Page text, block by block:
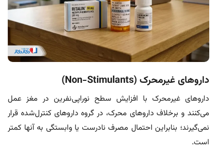
داروهای غیرمحرک (Non-Stimulants)
داروهای غیرمحرک با افزایش سطح نوراپی‌نفرین در مغز عمل
می‌کنند و برخلاف داروهای محرک، در گروه داروهای کنترل‌شده قرار
نمی‌گیرند؛ بنابراین احتمال مصرف نادرست یا وابستگی به آنها کمتر
است.